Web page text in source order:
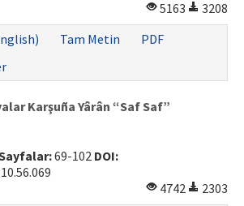
5163
3208
Tam Metin
PDF
Karşuña Yârân “Saf Saf”
69-102 DOI:
4742
2303